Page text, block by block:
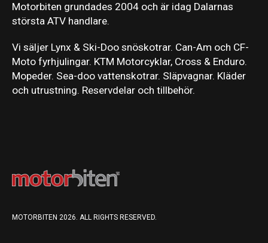
Motorbiten grundades 2004 och är idag Dalarnas
största ATV handlare.
Vi säljer Lynx & Ski-Doo snöskotrar. Can-Am och CF-
Moto fyrhjulingar. KTM Motorcyklar, Cross & Enduro.
Mopeder. Sea-doo vattenskotrar. Släpvagnar. Kläder
och utrustning. Reservdelar och tillbehör.
MOTORBITEN 2026. ALL RIGHTS RESERVED.